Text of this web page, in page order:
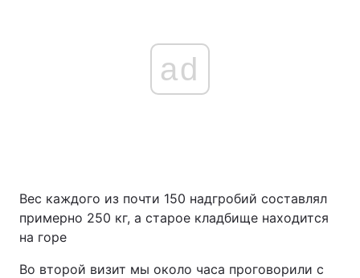
ad
Вес каждого из почти 150 надгробий составлял
примерно 250 кг, а старое кладбище находится
на горе
Во второй визит мы около часа проговорили с